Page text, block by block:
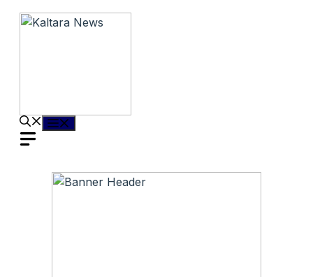
Langsung
Menu